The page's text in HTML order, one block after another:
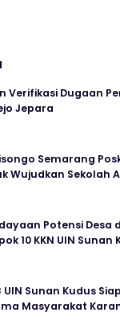
Verifikasi Dugaan
Jepara
Semarang
Wujudkan Sekolah
Potensi Desa
10 KKN UIN Sunan
UIN Sunan Kudus
Masyarakat